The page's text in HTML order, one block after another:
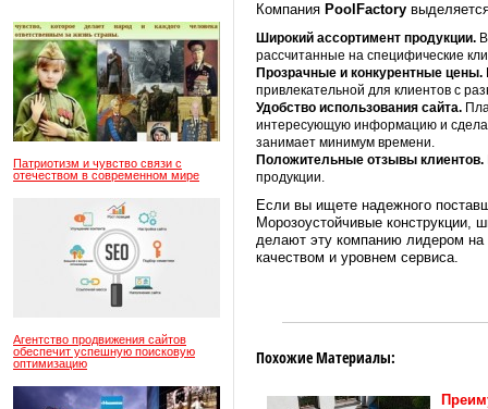
Патриотизм и чувство связи с
отечеством в современном мире
Агентство продвижения сайтов
обеспечит успешную поисковую
оптимизацию
Компания PoolFactory
Широкий ассортимент продукции.
рассчитанные на специфические
Прозрачные и конкурентные цены.
привлекательной для клиентов с
Удобство использования сайта.
интересующую информацию и
занимает минимум времени.
Положительные отзывы клиентов.
продукции.
Если вы ищете надежного
Морозоустойчивые конструкции,
делают эту компанию лидером на
качеством и уровнем сервиса.
Похожие Материалы: